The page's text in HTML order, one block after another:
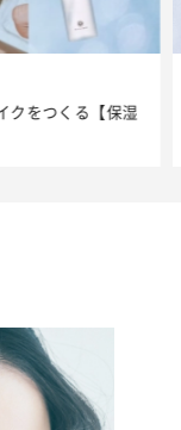
つくる【保湿